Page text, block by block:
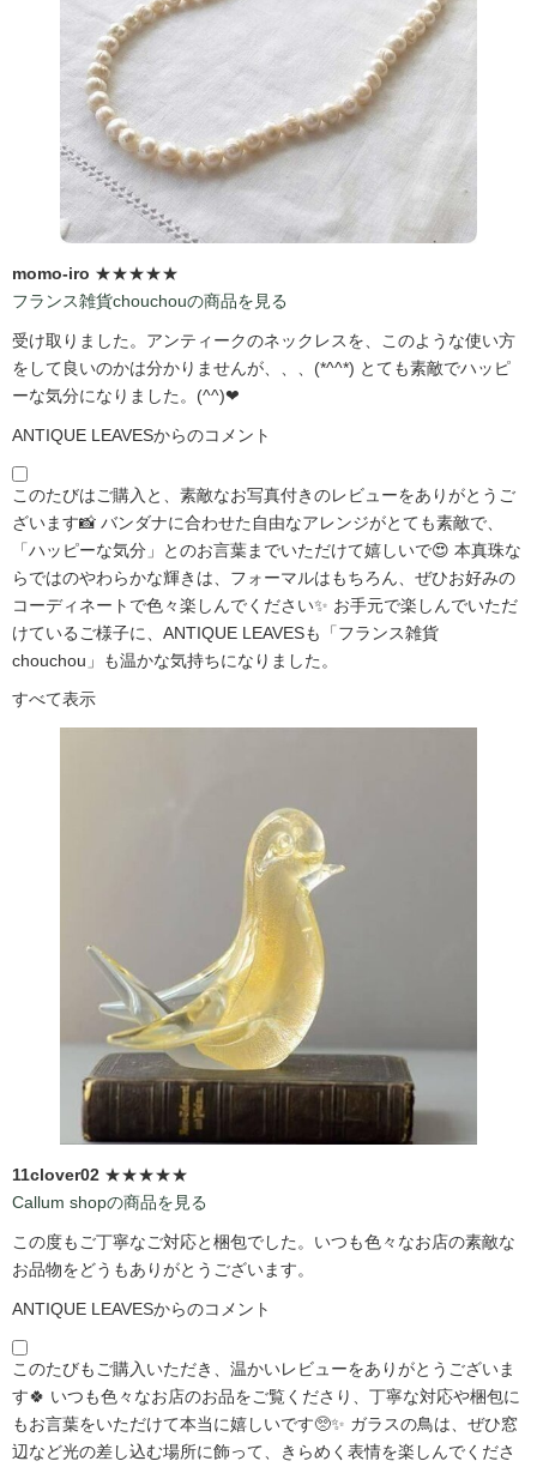
momo-iro ★★★★★
フランス雑貨chouchouの商品を見る
受け取りました。アンティークのネックレスを、このような使い方
をして良いのかは分かりませんが、、、(*^^*) とても素敵でハッピ
ーな気分になりました。(^^)❤
ANTIQUE LEAVESからのコメント
このたびはご購入と、素敵なお写真付きのレビューをありがとうご
ざいます📸 バンダナに合わせた自由なアレンジがとても素敵で、
「ハッピーな気分」とのお言葉までいただけて嬉しいで😍 本真珠な
らではのやわらかな輝きは、フォーマルはもちろん、ぜひお好みの
コーディネートで色々楽しんでください✨ お手元で楽しんでいただ
けているご様子に、ANTIQUE LEAVESも「フランス雑貨
chouchou」も温かな気持ちになりました。
すべて表示
11clover02 ★★★★★
Callum shopの商品を見る
この度もご丁寧なご対応と梱包でした。いつも色々なお店の素敵な
お品物をどうもありがとうございます。
ANTIQUE LEAVESからのコメント
このたびもご購入いただき、温かいレビューをありがとうございま
す🍀 いつも色々なお店のお品をご覧くださり、丁寧な対応や梱包に
もお言葉をいただけて本当に嬉しいです🥺✨ ガラスの鳥は、ぜひ窓
辺など光の差し込む場所に飾って、きらめく表情を楽しんでくださ